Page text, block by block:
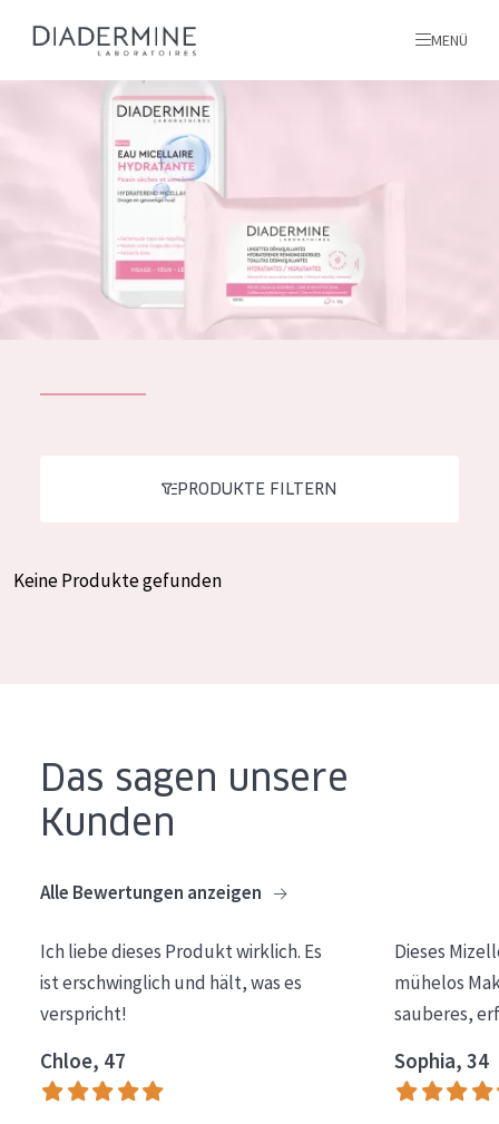
Nachtcreme
Augencreme
PRODUKTLINIE
Essentials
Lift+
Expert
ALLE PRODUKTE
MENÜ
inhaltsstoffe
Über uns
Inspiration
Spanish
PRODUKTE FILTERN
Keine Produkte gefunden
Das sagen unsere
Kunden
Alle Bewertungen anzeigen
Ich liebe dieses Produkt wirklich. Es
ist erschwinglich und hält, was es
verspricht!
Chloe, 47
Dieses
mühelos
sauberes,
Sophia, 34